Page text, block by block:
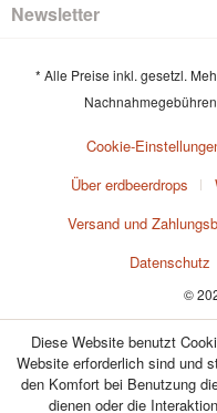
Newsletter
* Alle Preise inkl. gesetzl.
Cookie-
Über erdbeerdrops
Versand und
Datenschutz
©
Diese Website benutzt
Website erforderlich sind und
den Komfort bei Benutzung
dienen oder die